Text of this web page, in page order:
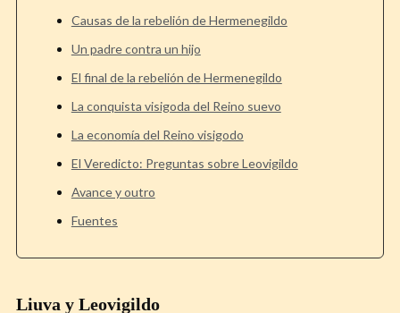
Causas de la rebelión de Hermenegildo
Un padre contra un hijo
El final de la rebelión de Hermenegildo
La conquista visigoda del Reino suevo
La economía del Reino visigodo
El Veredicto: Preguntas sobre Leovigildo
Avance y outro
Fuentes
Liuva y Leovigildo